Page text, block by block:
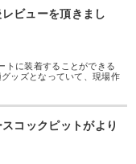
ビューを頂きまし
トに装着することができる
ッズとなっていて、現場作
コックピットがより